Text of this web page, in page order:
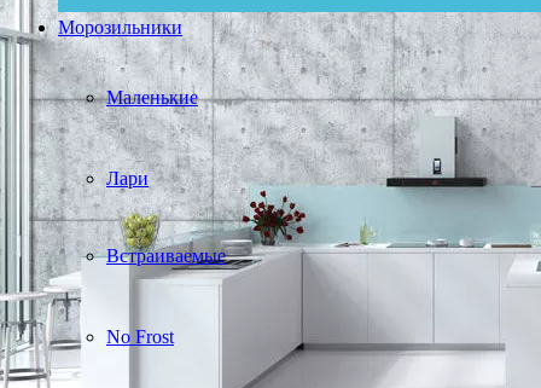
Морозильники
Маленькие
Лари
Встраиваемые
No Frost